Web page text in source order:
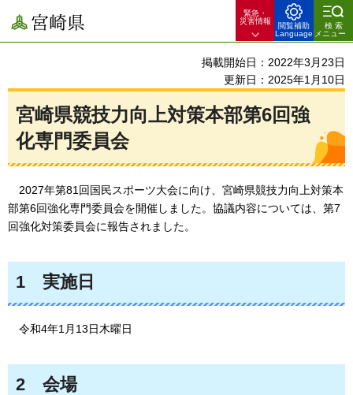
宮崎県
緊急・
災害情報
閲覧補助
Language
検索
メニュー
掲載開始日：2022年3月23日
更新日：2025年1月10日
宮崎県競技力向上対策本部第6回強
化専門委員会
2027年第81回国民スポーツ大会に向け、宮崎県競技力向上対策本
部第6回強化専門委員会を開催しました。協議内容については、第7
回強化対策委員会に報告されました。
1 実施日
令和4年1 月13日木曜日
2 会場